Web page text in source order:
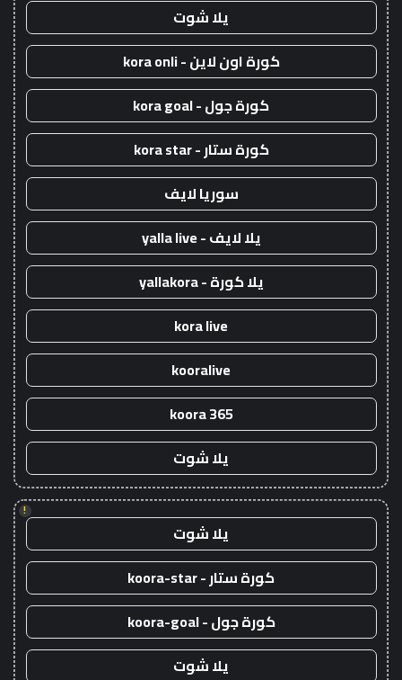
يلا شوت
كورة اون لاين - kora onli
كورة جول - kora goal
كورة ستار - kora star
سوريا لايف
يلا لايف - yalla live
يلا كورة - yallakora
kora live
kooralive
koora 365
يلا شوت
!
يلا شوت
كورة ستار - koora-star
كورة جول - koora-goal
يلا شوت